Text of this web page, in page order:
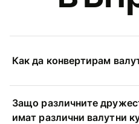
Как да конвертирам
Защо различните
имат различни валутни